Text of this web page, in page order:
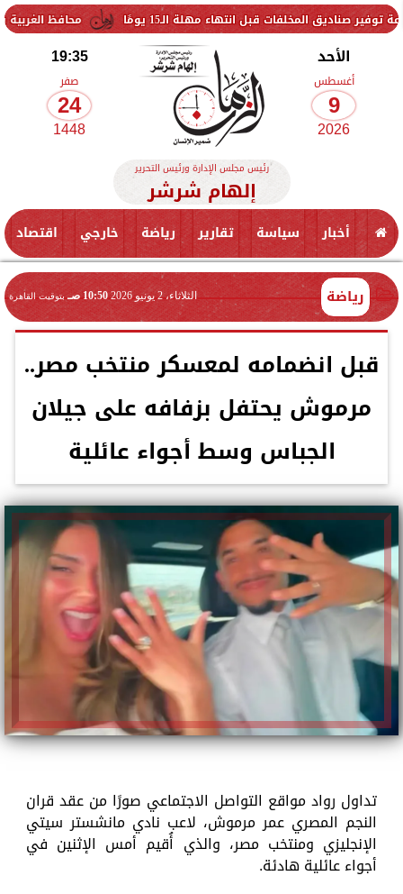
محافظ الغربية يتفقد حزمة من قبل انتهاء مهلة الـ15 يومًا
الأحد
أغسطس
9
2026
19:35
صفر
24
1448
رئيس مجلس الإدارة ورئيس التحرير
إلهام شرشر
أخبار سياسة تقارير رياضة خارجي اقتصاد
رياضة الثلاثاء، 2 يونيو 2026 10:50 صـ بتوقيت القاهرة
قبل انضمامه لمعسكر منتخب مصر..
مرموش يحتفل بزفافه على جيلان
الجباس وسط أجواء عائلية
تداول رواد مواقع التواصل الاجتماعي صورًا من عقد قران
النجم المصري عمر مرموش، لاعب نادي مانشستر سيتي
الإنجليزي ومنتخب مصر، والذي أُقيم أمس الإثنين في
أجواء عائلية هادئة.